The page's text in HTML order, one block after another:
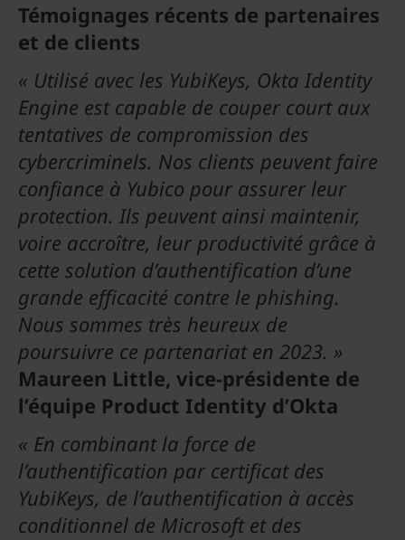
Témoignages récents de partenaires
et de clients
« Utilisé avec les YubiKeys, Okta Identity
Engine est capable de couper court aux
tentatives de compromission des
cybercriminels. Nos clients peuvent faire
confiance à Yubico pour assurer leur
protection. Ils peuvent ainsi maintenir,
voire accroître, leur productivité grâce à
cette solution d’authentification d’une
grande efficacité contre le phishing.
Nous sommes très heureux de
poursuivre ce partenariat en 2023. »
Maureen Little, vice-présidente de
l’équipe Product Identity d’Okta
« En combinant la force de
l’authentification par certificat des
YubiKeys, de l’authentification à accès
conditionnel de Microsoft et des